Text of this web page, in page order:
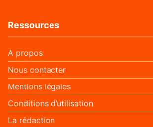
Ressources
A propos
Nous contacter
Mentions légales
Conditions d’utilisation
La rédaction